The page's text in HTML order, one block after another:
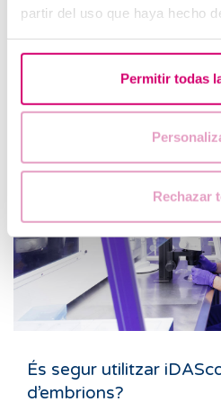
partir del uso que haya hecho
Permitir todas
Rechazar
És segur utilitzar
d’embrions?